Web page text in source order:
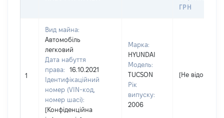
ГРН
1
Вид майна:
Автомобіль
легковий
Дата набуття
права:
16.10.2021
Ідентифікаційний
номер (VIN-код,
номер шасі):
[Конфіденційна
Марка:
HYUNDAI
Модель:
TUCSON
Рік
випуску:
2006
[Не відомо]